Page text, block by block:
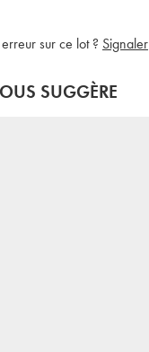
sur ce lot ? Signaler
SUGGÈRE